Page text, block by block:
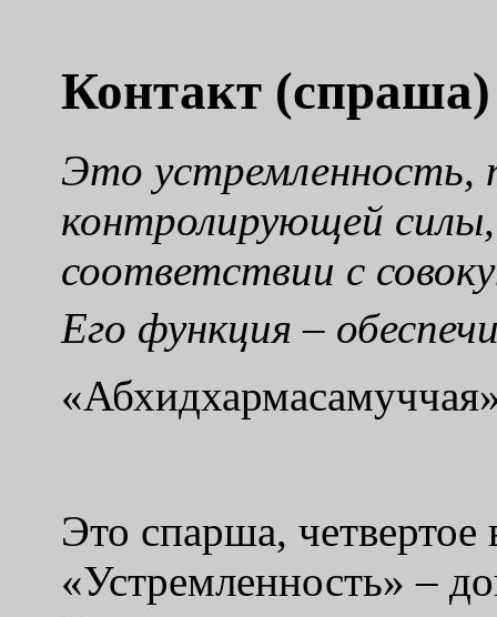
Контакт (спраша)
Это устремленность,
контролирующей
соответствии с
Его функция –
Это спарша,
«Устремленность» –